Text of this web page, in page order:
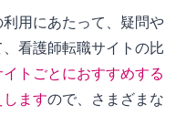
用にあたって、疑問や
看護師転職サイトの比
トごとにおすすめする
しますので、さまざまな